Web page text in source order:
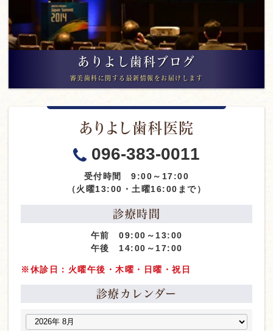
ありよし歯科ブログ
審美歯科に関する最新情報をお届けします
ありよし歯科医院
096-383-0011
受付時間 9:00～17:00
（火曜13:00・土曜16:00まで）
診療時間
午前 09:00～13:00
午後 14:00～17:00
※休診日：火曜午後・木曜・日曜・祝日
診療カレンダー